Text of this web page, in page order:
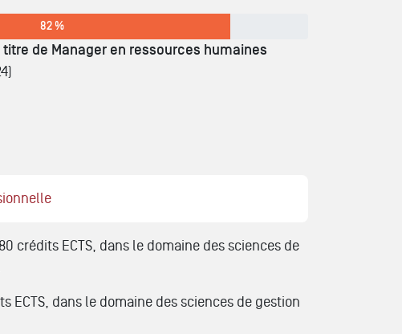
82 %
de Manager en ressources humaines
crédits ECTS, dans le domaine des sciences de
ECTS, dans le domaine des sciences de gestion